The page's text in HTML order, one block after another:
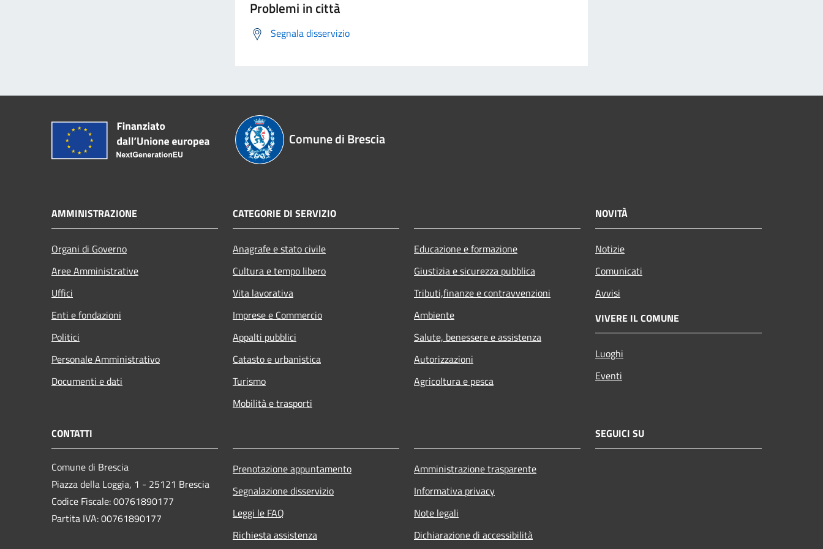
Problemi in città
Segnala disservizio
Comune di Brescia
AMMINISTRAZIONE
Organi di Governo
Aree Amministrative
Uffici
Enti e fondazioni
Politici
Personale Amministrativo
Documenti e dati
CATEGORIE DI SERVIZIO
Anagrafe e stato civile
Cultura e tempo libero
Vita lavorativa
Imprese e Commercio
Appalti pubblici
Catasto e urbanistica
Turismo
Mobilità e trasporti
Educazione e formazione
Giustizia e sicurezza pubblica
Tributi,finanze e contravvenzioni
Ambiente
Salute, benessere e assistenza
Autorizzazioni
Agricoltura e pesca
NOVITÀ
Notizie
Comunicati
Avvisi
VIVERE IL COMUNE
Luoghi
Eventi
CONTATTI
Comune di Brescia
Piazza della Loggia, 1 - 25121 Brescia
Codice Fiscale: 00761890177
Partita IVA: 00761890177
Prenotazione appuntamento
Segnalazione disservizio
Leggi le FAQ
Richiesta assistenza
Amministrazione trasparente
Informativa privacy
Note legali
Dichiarazione di accessibilità
SEGUICI SU